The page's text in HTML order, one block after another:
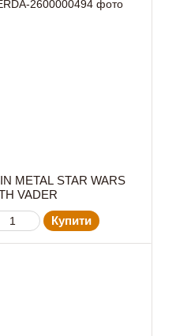
METAL STAR WARS
VADER
Купити